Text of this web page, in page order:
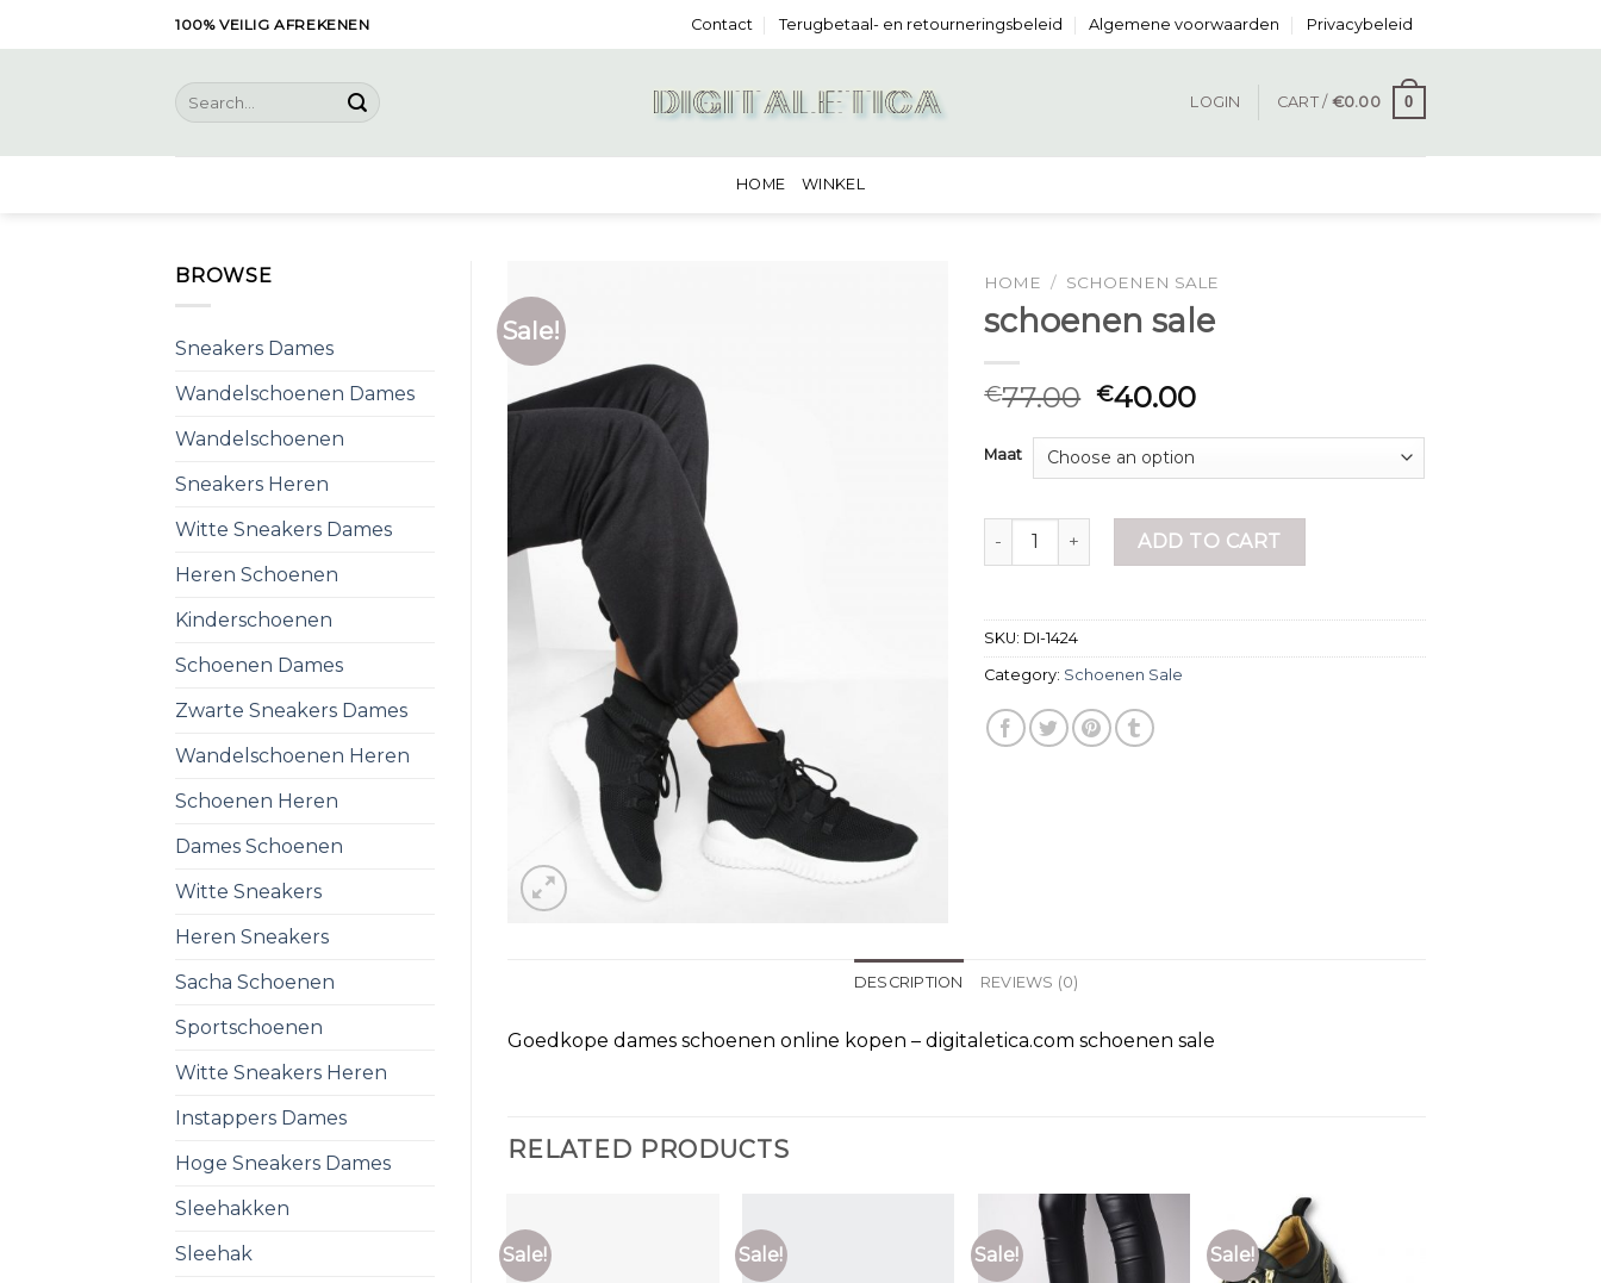
to
100% VEILIG AFREKENEN Contact Terugbetaal- en retourneringsbeleid Algemene voorwaarden Privacybeleid
Search
for:
LOGIN CART / €0.00 0
HOME WINKEL
BROWSE
Sneakers Dames
Wandelschoenen Dames
Wandelschoenen
Sneakers Heren
Witte Sneakers Dames
Heren Schoenen
Kinderschoenen
Schoenen Dames
Zwarte Sneakers Dames
Wandelschoenen Heren
Schoenen Heren
Dames Schoenen
Witte Sneakers
Heren Sneakers
Sacha Schoenen
Sportschoenen
Witte Sneakers Heren
Instappers Dames
Hoge Sneakers Dames
Sleehakken
Sleehak
Sale!
HOME / SCHOENEN SALE
schoenen sale
€77.00 €40.00
Maat
schoenen sale quantityADD TO CART
SKU: DI-1424
Category: Schoenen Sale
DESCRIPTION REVIEWS (0)
Goedkope dames schoenen online kopen – digitaletica.com schoenen sale
RELATED PRODUCTS
Sale! Sale! Sale! Sale!